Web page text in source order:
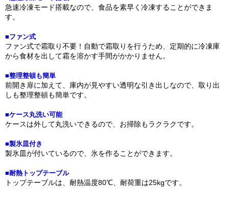
急速冷凍モード搭載なので、食品を素早く冷凍することができま
す。
■ファン式
ファン式で霜取り不要！自動で霜取りを行うため、定期的に冷凍庫
から食材を出して霜を溶かす手間がかかりません。
■整理整頓も簡単
前開き扉に加えて、庫内が見やすい透明な引き出しなので、取り出
しも整理整頓も簡単です。
■ケース丸洗い可能
ケースは外して丸洗いできるので、お掃除もラクラクです。
■製氷皿付き
製氷皿が付いているので、氷を作ることができます。
■耐熱トップテーブル
トップテーブルは、耐熱温度80℃、耐荷重は25kgです。